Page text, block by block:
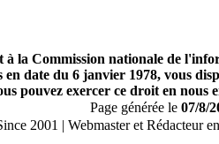
la Commission nationale de
date du 6 janvier 1978, vous
pouvez exercer ce droit en
Page générée le 07/8/
2001 | Webmaster et Rédacteur